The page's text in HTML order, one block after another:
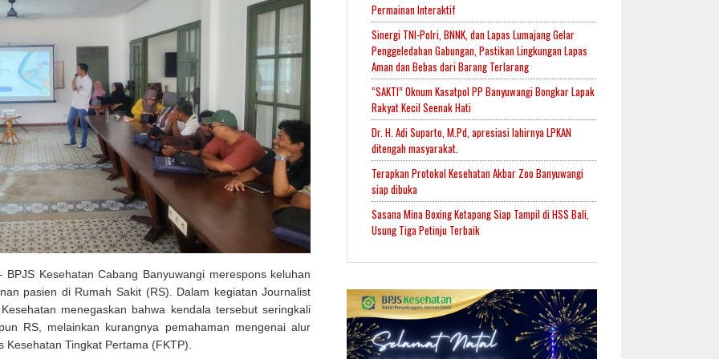
Kesehatan Cabang Banyuwangi merespons keluhan
pasien di Rumah Sakit (RS). Dalam kegiatan Journalist
menegaskan bahwa kendala tersebut seringkali
RS, melainkan kurangnya pemahaman mengenai alur
Tingkat Pertama (FKTP).
Permainan Interaktif
Sinergi TNI-Polri, BNNK, dan Lapas Lumajang Gelar
Penggeledahan Gabungan, Pastikan Lingkungan Lapas
Aman dan Bebas dari Barang Terlarang
“SAKTI” Oknum Kasatpol PP Banyuwangi Bongkar Lapak
Rakyat Kecil Seenak Hati
Dr. H. Adi Suparto, M.Pd, apresiasi lahirnya LPKAN
ditengah masyarakat.
Terapkan Protokol Kesehatan Akbar Zoo Banyuwangi
siap dibuka
Sasana Mina Boxing Ketapang Siap Tampil di HSS Bali,
Usung Tiga Petinju Terbaik